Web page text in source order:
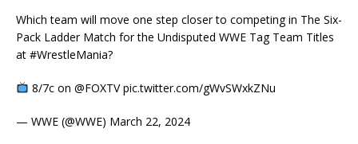
Which team will move one step closer to competing in The Six-
Pack Ladder Match for the Undisputed WWE Tag Team Titles
at #WrestleMania?
8/7c on @FOXTV pic.twitter.com/gWvSWxkZNu
— WWE (@WWE) March 22, 2024